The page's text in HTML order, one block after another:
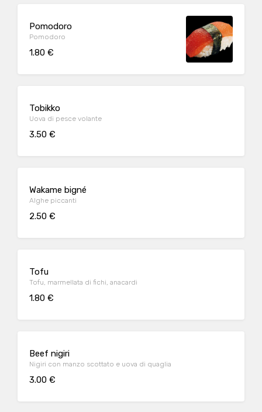
Pomodoro
Pomodoro
1.80 €
Tobikko
Uova di pesce volante
3.50 €
Wakame bigné
Alghe piccanti
2.50 €
Tofu
Tofu, marmellata di fichi, anacardi
1.80 €
Beef nigiri
Nigiri con manzo scottato e uova di quaglia
3.00 €